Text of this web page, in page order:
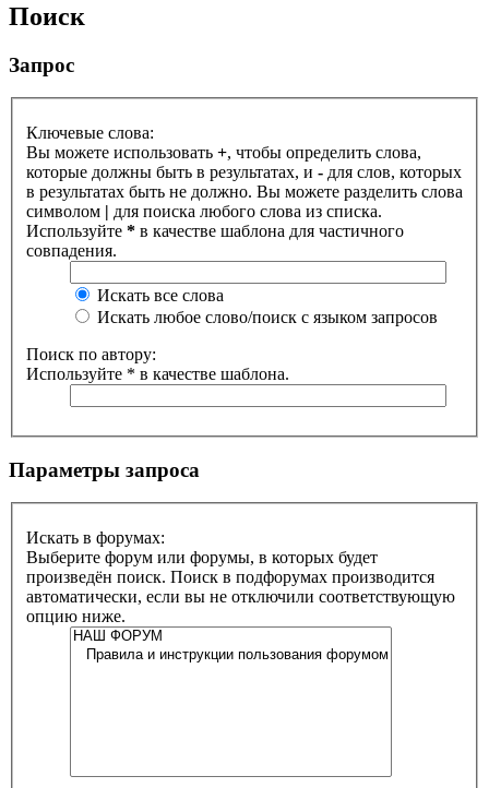
Поиск
Запрос
Ключевые слова:
Вы можете использовать +, чтобы определить слова,
которые должны быть в результатах, и - для слов, которых
в результатах быть не должно. Вы можете разделить слова
символом | для поиска любого слова из списка.
Используйте * в качестве шаблона для частичного
совпадения.
Искать все слова
Искать любое слово/поиск с языком запросов
Поиск по автору:
Используйте * в качестве шаблона.
Параметры запроса
Искать в форумах:
Выберите форум или форумы, в которых будет
произведён поиск. Поиск в подфорумах производится
автоматически, если вы не отключили соответствующую
опцию ниже.